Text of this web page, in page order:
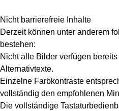
Nicht barrierefreie Inhalte
Derzeit können unter anderem
bestehen:
Nicht alle Bilder verfügen
Alternativtexte.
Einzelne Farbkontraste
vollständig den empfohlenen
Die vollständige